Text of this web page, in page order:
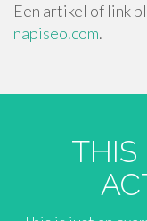
Een artikel of link
napiseo.com.
THIS